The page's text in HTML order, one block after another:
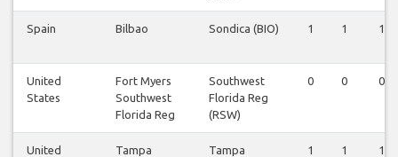
Spain Bilbao Sondica (BIO) 1 1 1
United
States
Fort Myers
Southwest
Florida Reg
Southwest
Florida Reg
(RSW)
0 0 0
United
Tampa
Tampa
1 1 1